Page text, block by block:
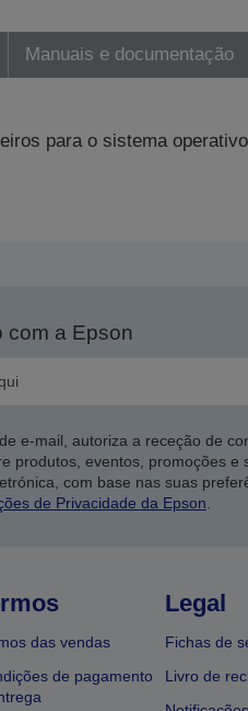
Manuais e documentação
para o sistema
com a Epson
e-mail, autoriza a receção de
produtos, eventos, promoções
com base nas suas
de Privacidade da Epson.
das vendas
de pagamento
Legal
Fichas de
Livro de